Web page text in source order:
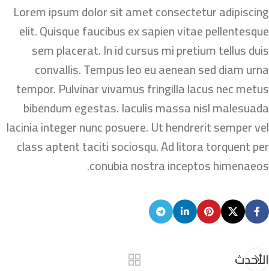
Lorem ipsum dolor sit amet consectetur adipiscing
elit. Quisque faucibus ex sapien vitae pellentesque
sem placerat. In id cursus mi pretium tellus duis
convallis. Tempus leo eu aenean sed diam urna
tempor. Pulvinar vivamus fringilla lacus nec metus
bibendum egestas. Iaculis massa nisl malesuada
lacinia integer nunc posuere. Ut hendrerit semper vel
class aptent taciti sociosqu. Ad litora torquent per
conubia nostra inceptos himenaeos.
الأحدث